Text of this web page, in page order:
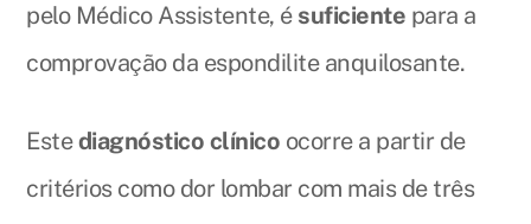
pelo Médico Assistente, é suficiente para a
comprovação da espondilite anquilosante.
Estediagnóstico clínico ocorre a partir de
critérios como dor lombar com mais de três